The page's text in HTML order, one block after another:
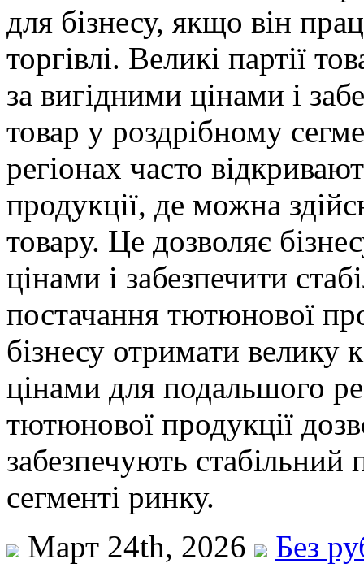
для бізнесу, якщо він
торгівлі. Великі партії
за вигідними цінами і
товар у роздрібному
регіонах часто
продукції, де можна
товару. Це дозволяє
цінами і забезпечити
постачання тютюнової
бізнесу отримати велику
цінами для подальшого
тютюнової продукції
забезпечують
сегменті ринку.
Март 24th, 2026
Без